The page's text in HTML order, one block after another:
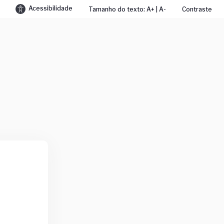
Acessibilidade Tamanho do texto: A+ | A- Contraste